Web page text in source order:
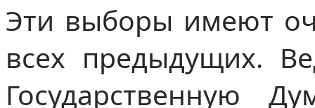
Эти выборы имеют
всех предыдущих.
Государственную